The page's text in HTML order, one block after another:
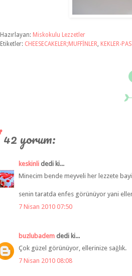
Hazırlayan: Miskokulu Lezzetler
Etiketler: CHEESECAKELER;MUFFİNLER, KEKLER-
42 yorum:
keskinli dedi ki...
Minecim bende meyveli her lezzete
senin taratda enfes görünüyor yani
7 Nisan 2010 07:50
buzlubadem dedi ki...
Çok güzel görünüyor, ellerinize sağlık.
7 Nisan 2010 08:08